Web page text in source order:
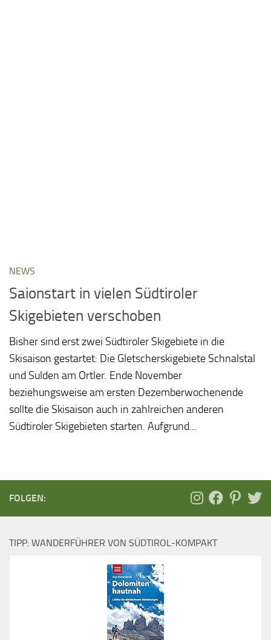
NEWS
Saionstart in vielen Südtiroler
Skigebieten verschoben
Bisher sind erst zwei Südtiroler Skigebiete in die
Skisaison gestartet: Die Gletscherskigebiete Schnalstal
und Sulden am Ortler. Ende November
beziehungsweise am ersten Dezemberwochenende
sollte die Skisaison auch in zahlreichen anderen
Südtiroler Skigebieten starten. Aufgrund...
FOLGEN:
TIPP: WANDERFÜHRER VON SÜDTIROL-KOMPAKT